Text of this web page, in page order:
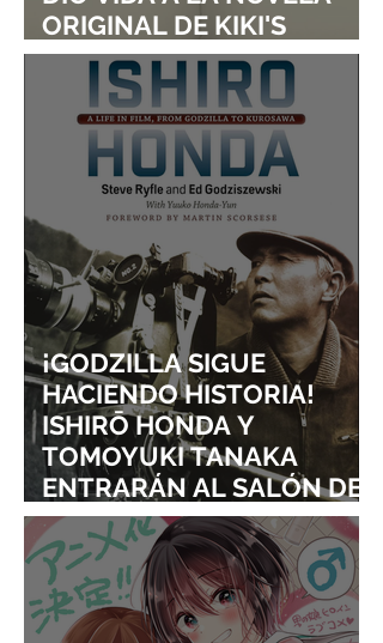
ORIGINAL DE KIKI'S
DELIVERY SERVICE
¡GODZILLA SIGUE
HACIENDO HISTORIA!
ISHIRŌ HONDA Y
TOMOYUKI TANAKA
ENTRARÁN AL SALÓN DE
LA FAMA DE LOS EFECTOS
VISUALES